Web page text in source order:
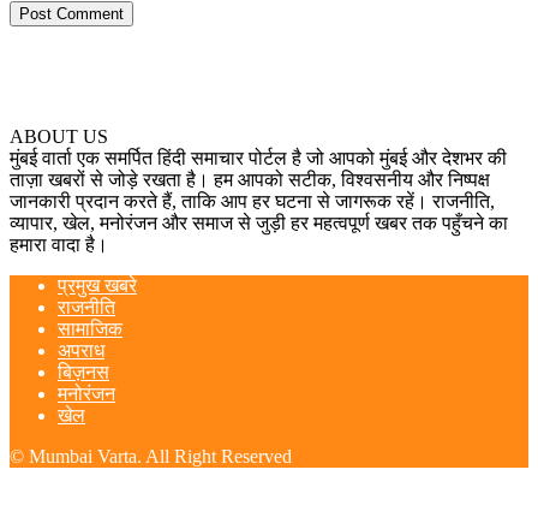
ABOUT US
मुंबई वार्ता एक समर्पित हिंदी समाचार पोर्टल है जो आपको मुंबई और देशभर की
ताज़ा खबरों से जोड़े रखता है। हम आपको सटीक, विश्वसनीय और निष्पक्ष
जानकारी प्रदान करते हैं, ताकि आप हर घटना से जागरूक रहें। राजनीति,
व्यापार, खेल, मनोरंजन और समाज से जुड़ी हर महत्वपूर्ण खबर तक पहुँचने का
हमारा वादा है।
प्रमुख खबरे
राजनीति
सामाजिक
अपराध
बिज़नस
मनोरंजन
खेल
© Mumbai Varta. All Right Reserved